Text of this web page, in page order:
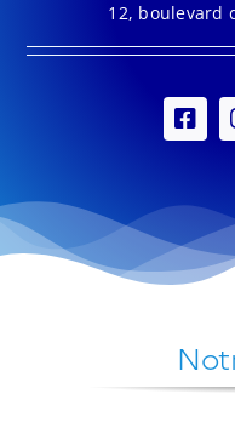
12, boulevard